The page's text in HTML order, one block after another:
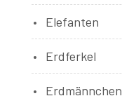
Elefanten
Erdferkel
Erdmännchen